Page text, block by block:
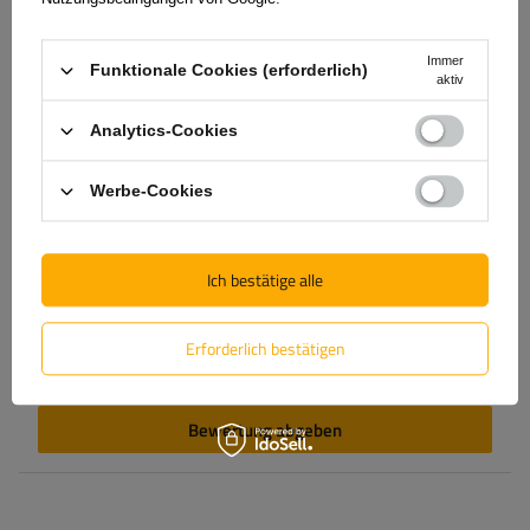
Vorname
E-Mail-Adresse
Bewertung abgeben
Funktionale Cookies (erforderlich)
Immer
aktiv
Analytics-Cookies
Werbe-Cookies
Erforderlich bestätigen
Ich bestätige alle